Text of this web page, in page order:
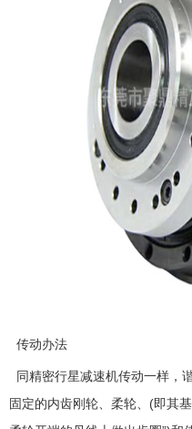
传动办法
同精密行星减速机传动一样，
固定的内齿刚轮、柔轮、(即其